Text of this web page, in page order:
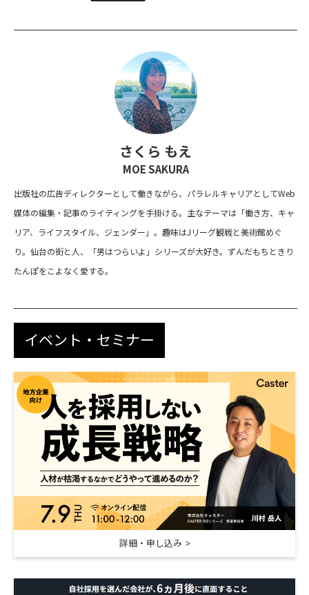
さくら もえ
MOE SAKURA
出版社の広告ディレクターとして働きながら、パラレルキャリアとしてWeb
媒体の編集・記事のライティングを手掛ける。主なテーマは「働き方、キャ
リア、ライフスタイル、ジェンダー」。趣味はJリーグ観戦と美術館めぐ
り。仙台の街と人、「男はつらいよ」シリーズが大好き。ずんだもちときり
たんぽをこよなく愛する。
イベント・セミナー
詳細・申し込み